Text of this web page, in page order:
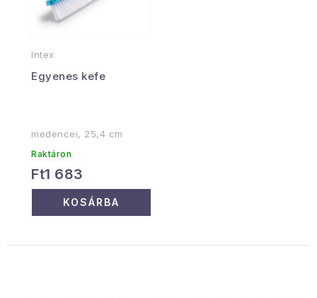
Intex
Egyenes kefe
medencei, 25,4 cm
Raktáron
Ft1 683
KOSÁRBA